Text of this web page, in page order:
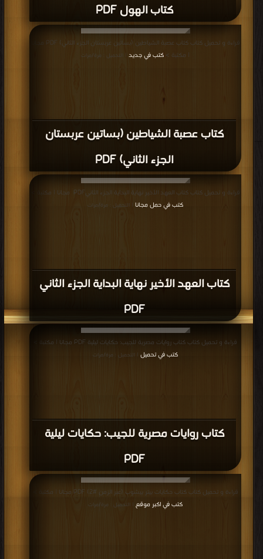
كتاب الهول PDF
كتاب عصبة الشياطين (بساتين عربستان
الجزء الثاني) PDF
| مكتبة > كتب في جديد | التحميل : مرة/مرات
PDF
قراءة و تحميل كتاب كتاب ‎العهد الأخير نهاية البداية الجزء الثاني‎ PDF مجانا | مكتبة >
كتب في حمل مجانا | التحميل : مرة/مرات
كتاب روايات مصرية للجيب: حكايات ليلية
PDF
قراءة و تحميل كتاب كتاب روايات مصرية للجيب: حكايات ليلية PDF مجانا | مكتبة >
كتب في تحميل
| التحميل : مرة/مرات
قراءة و تحميل كتاب كتاب حكايات بيتر بيشوب (عبر الزمن #2) PDF مجانا | مكتبة >
كتب في اكبر موقع
| التحميل : مرة/مرات